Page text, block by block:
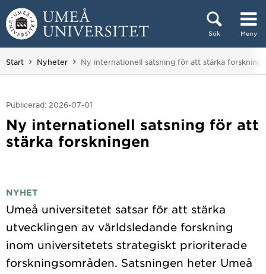
Hoppa direkt till innehållet
Sök Meny
Huvudmenyn dold.
Start Nyheter Du är här:
Ny internationell satsning för att stärka
Publicerad: 2026-07-01
Ny internationell satsning för att
stärka forskningen
NYHET
Umeå universitetet satsar för att stärka
utvecklingen av världsledande forskning
inom universitetets strategiskt prioriterade
forskningsområden. Satsningen heter Umeå